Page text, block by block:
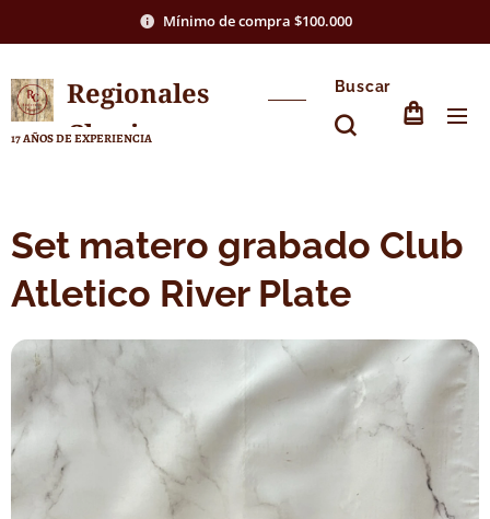
Mínimo de compra $100.000
Regionales
Chasico
17 AÑOS DE EXPERIENCIA
Buscar
Set matero grabado Club
Atletico River Plate